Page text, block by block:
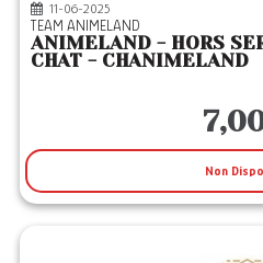
11-06-2025
TEAM ANIMELAND
ANIMELAND - HORS
CHAT - CHANIMELAND
Non